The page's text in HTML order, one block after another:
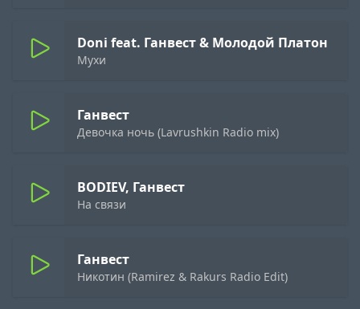
Doni feat. Ганвест & Молодой Платон
Мухи
Ганвест
Девочка ночь (Lavrushkin Radio mix)
BODIEV, Ганвест
На связи
Ганвест
Никотин (Ramirez & Rakurs Radio Edit)